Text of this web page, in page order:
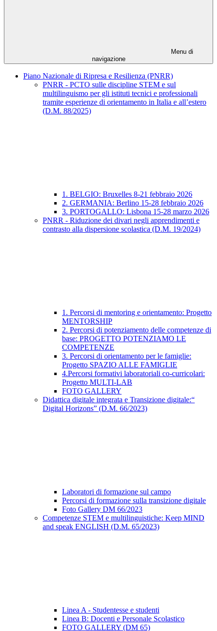
Menu di
navigazione
Piano Nazionale di Ripresa e Resilienza (PNRR)
PNRR - PCTO sulle discipline STEM e sul
multilinguismo per gli istituti tecnici e professionali
tramite esperienze di orientamento in Italia e all’estero
(D.M. 88/2025)
1. BELGIO: Bruxelles 8-21 febbraio 2026
2. GERMANIA: Berlino 15-28 febbraio 2026
3. PORTOGALLO: Lisbona 15-28 marzo 2026
PNRR - Riduzione dei divari negli apprendimenti e
contrasto alla dispersione scolastica (D.M. 19/2024)
1. Percorsi di mentoring e orientamento: Progetto
MENTORSHIP
2. Percorsi di potenziamento delle competenze di
base: PROGETTO POTENZIAMO LE
COMPETENZE
3. Percorsi di orientamento per le famiglie:
Progetto SPAZIO ALLE FAMIGLIE
4.Percorsi formativi laboratoriali co-curricolari:
Progetto MULTI-LAB
FOTO GALLERY
Didattica digitale integrata e Transizione digitale:“
Digital Horizons” (D.M. 66/2023)
Laboratori di formazione sul campo
Percorsi di formazione sulla transizione digitale
Foto Gallery DM 66/2023
Competenze STEM e multilinguistiche: Keep MIND
and speak ENGLISH (D.M. 65/2023)
Linea A - Studentesse e studenti
Linea B: Docenti e Personale Scolastico
FOTO GALLERY (DM 65)